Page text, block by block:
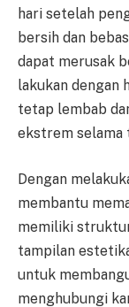
hari setelah
bersih dan
dapat merusak
lakukan dengan
tetap lembab
ekstrem selama
Dengan
membantu
memiliki
tampilan
untuk
menghubungi